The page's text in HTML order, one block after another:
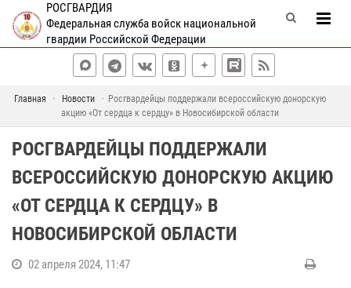
РОСГВАРДИЯ
Федеральная служба войск национальной
гвардии Российской Федерации
Главная Новости
Росгвардейцы поддержали всероссийскую донорскую
акцию «От сердца к сердцу» в Новосибирской области
РОСГВАРДЕЙЦЫ ПОДДЕРЖАЛИ
ВСЕРОССИЙСКУЮ ДОНОРСКУЮ АКЦИЮ
«ОТ СЕРДЦА К СЕРДЦУ» В
НОВОСИБИРСКОЙ ОБЛАСТИ
02 апреля 2024, 11:47